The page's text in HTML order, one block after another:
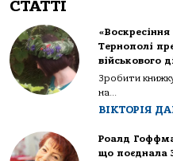
СТАТТІ
Тернополі
військового
Зробити
на...
ВІКТОРІЯ
Роалд
що поєднала